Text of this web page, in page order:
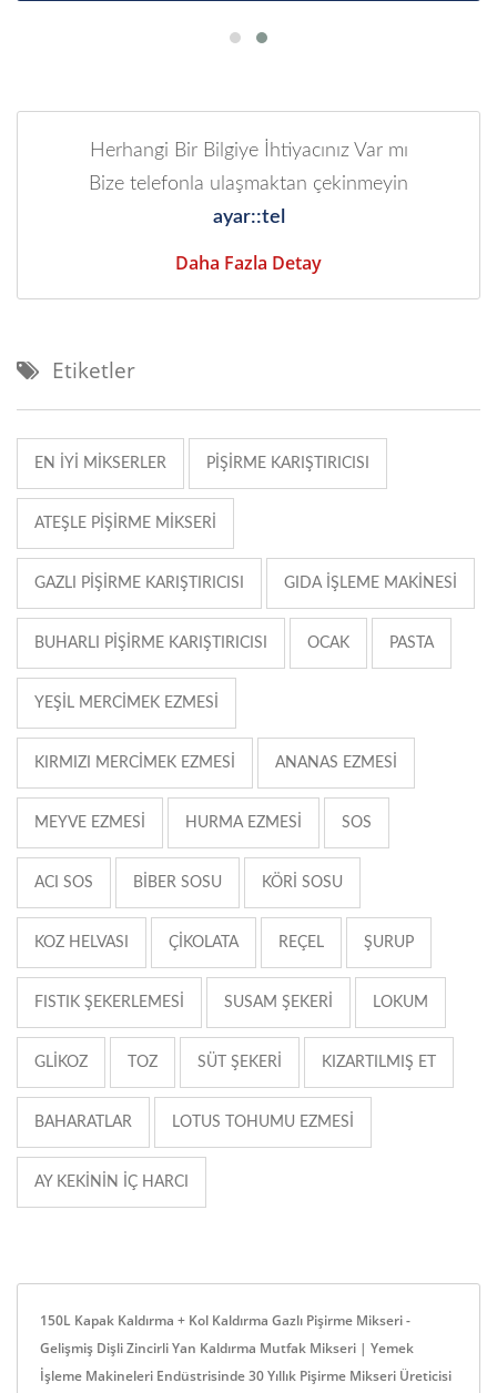
Herhangi Bir Bilgiye İhtiyacınız Var mı
Bize telefonla ulaşmaktan çekinmeyin
ayar::tel
Daha Fazla Detay
Etiketler
EN IYI MIKSERLER PIŞIRME KARIŞTIRICISI
ATEŞLE PIŞIRME MIKSERI
GAZLI PIŞIRME KARIŞTIRICISI GIDA IŞLEME MAKINESI
BUHARLI PIŞIRME KARIŞTIRICISI OCAK PASTA
YEŞIL MERCIMEK EZMESI
KIRMIZI MERCIMEK EZMESI ANANAS EZMESI
MEYVE EZMESI HURMA EZMESI SOS
ACI SOS BIBER SOSU KÖRI SOSU
KOZ HELVASI ÇIKOLATA REÇEL ŞURUP
FISTIK ŞEKERLEMESI SUSAM ŞEKERI LOKUM
GLIKOZ TOZ SÜT ŞEKERI KIZARTILMIŞ ET
BAHARATLAR LOTUS TOHUMU EZMESI
AY KEKININ IÇ HARCI
150L Kapak Kaldırma + Kol Kaldırma Gazlı Pişirme Mikseri -
Gelişmiş Dişli Zincirli Yan Kaldırma Mutfak Mikseri | Yemek
İşleme Makineleri Endüstrisinde 30 Yıllık Pişirme Mikseri Üreticisi